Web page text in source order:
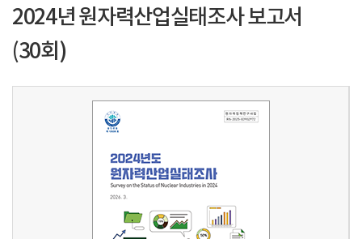
2024년 원자력산업실태조사 보고서
(30회)